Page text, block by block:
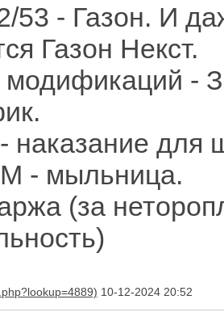
53 - Газон. И
Газон Некст.
модификаций -
наказание для
- мыльница.
(за
10-12-2024 20:52